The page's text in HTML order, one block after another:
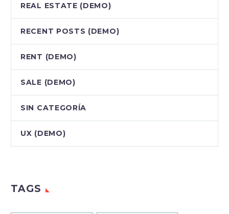
REAL ESTATE (DEMO)
RECENT POSTS (DEMO)
RENT (DEMO)
SALE (DEMO)
SIN CATEGORÍA
UX (DEMO)
TAGS